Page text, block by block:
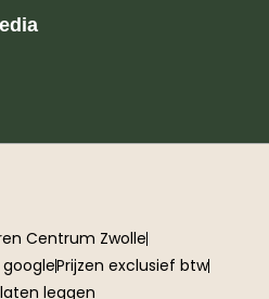
Centrum Zwolle
Prijzen exclusief btw
leggen